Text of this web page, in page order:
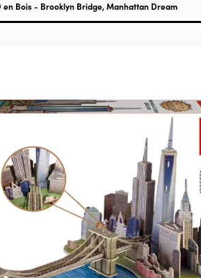
en Bois - Brooklyn Bridge, Manhattan Dream